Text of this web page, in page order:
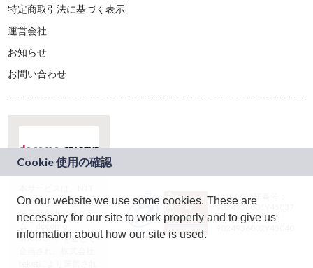
特定商取引法に基づく表示
運営会社
お知らせ
お問い合わせ
ドコモグループの新
規事業創出プログラ
ム「docomo
STARTUP」を通じて
JASRAC許諾番号：
9024936001Y45037
JASRAC許諾番号：
On our website we use some cookies. These are
necessary for our site to work properly and to give us
information about how our site is used.